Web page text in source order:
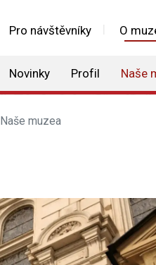
Pro návštěvníky O
Novinky Profil Naše
Naše muzea